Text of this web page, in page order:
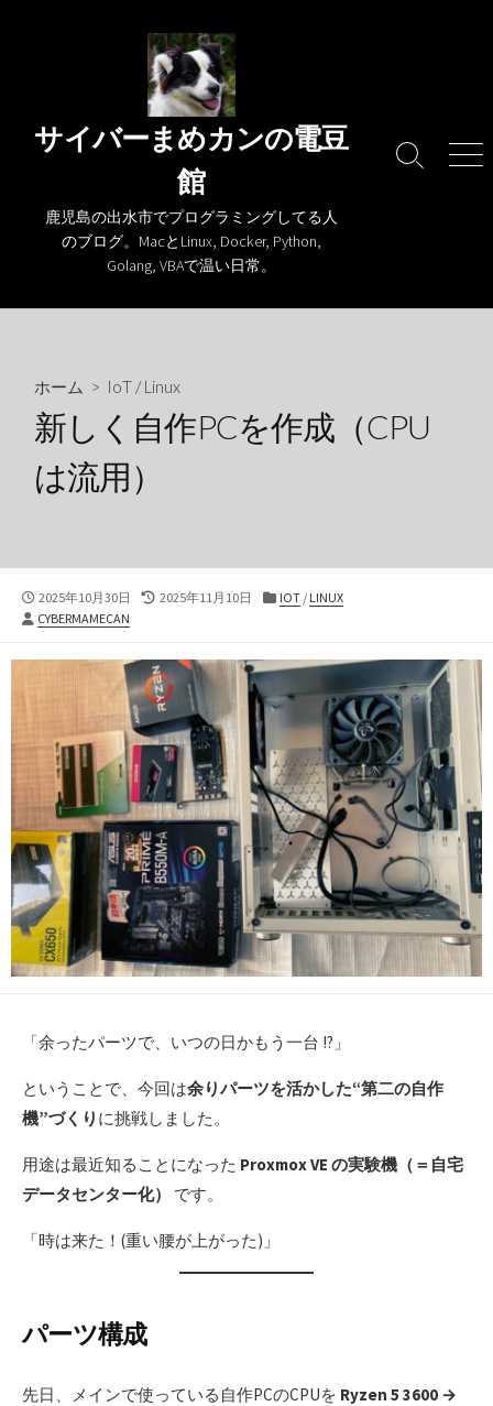
サイバーまめカンの電豆
館
鹿児島の出水市でプログラミングしてる人
のブログ。MacとLinux, Docker, Python,
Golang, VBAで温い日常。
検
メ
ホーム > IoT /Linux
新しく自作PCを作成（CPU
は流用）
公
開
2025年10月30日
最
新
日
2025年11月10日
カ
リ
IOT / LINUX
投
者
CYBERMAMECAN
「余ったパーツで、いつの日かもう一台 !?」
ということで、今回は余りパーツを活かした“第二の自作
機”づくり に挑戦しました。
用途は最近知ることになった Proxmox VE の実験機（＝自宅
データセンター化）
です。
「時は来た！(重い腰が上がった)」
パーツ構成
先日、メインで使っている自作PCのCPUを Ryzen 5 3600 →